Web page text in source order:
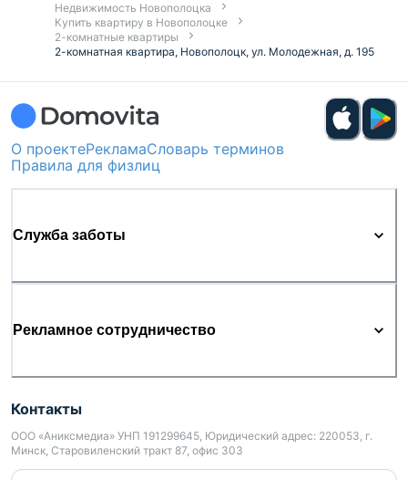
Недвижимость Новополоцка
Купить квартиру в Новополоцке
2-комнатные квартиры
2-комнатная квартира, Новополоцк, ул. Молодежная, д. 195
О проектеРекламаСловарь терминов
Правила для физлиц
Служба заботы
Рекламное сотрудничество
Контакты
ООО «Аниксмедиа» УНП 191299645, Юридический адрес: 220053, г.
Минск, Старовиленский тракт 87, офис 303